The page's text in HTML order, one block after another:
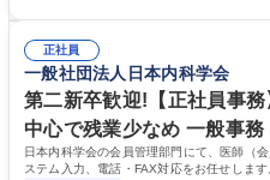
道路施設や道路工事現場の見学ツア
へ配属。※業務内容変更の範囲：会社の定める業務
ープ】総合職（事務）◇残業月平均
部門など多岐に渡る業務を経験でき
事業の他、新宿駅西口広場内に設置
イン」の管理運営を行うなど、事業
います。 学歴・資格 学歴：大学院 大学 高専 短大 専修学校 高校 語学力：
資格：
正社員
一般社団法人日本内科学会
第二新卒歓迎!【正社員事
中心で残業少なめ 一般事務
日本内科学会の会員管理部門にて、医師（
ステム入力、電話・FAX対応をお任せしま